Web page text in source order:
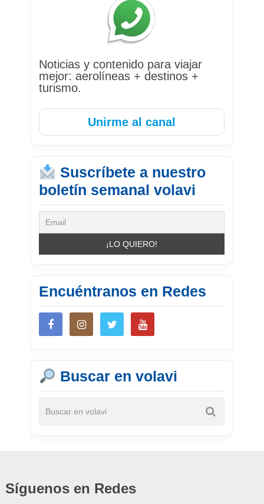
Noticias y contenido para viajar
mejor: aerolíneas + destinos +
turismo.
Unirme al canal
Suscríbete a nuestro
boletín semanal volavi
Encuéntranos en Redes
Buscar en volavi
Síguenos en Redes